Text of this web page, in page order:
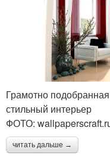
Грамотно
стильный интерьер
ФОТО:
читать дальше →